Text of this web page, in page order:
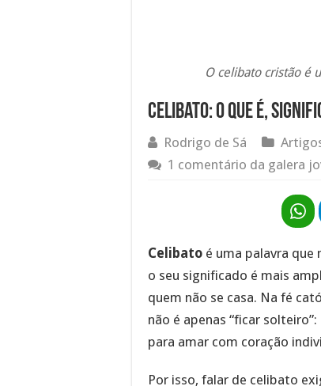
O celibato cristão é
Celibato: O Que é,
Rodrigo de Sá
1 comentário da galera
Celibato é uma palavra
o seu significado é mais
quem não se casa. Na fé
não é apenas “ficar
para amar com coração
Por isso, falar de celibato